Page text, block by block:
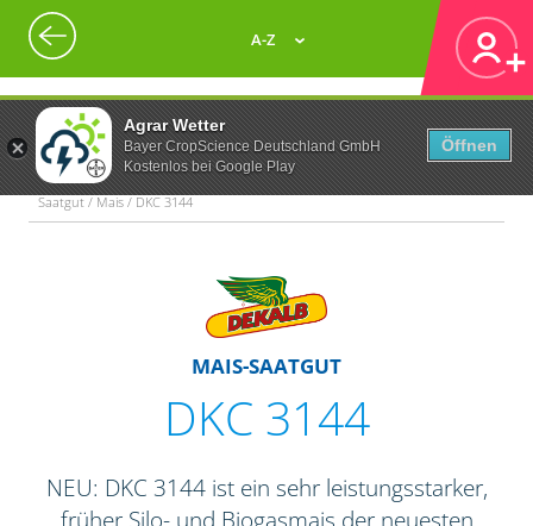
Agrar Wetter
Bayer CropScience Deutschland GmbH
Kostenlos bei Google Play
Öffnen
A-Z
Saatgut / Mais / DKC 3144
MAIS-SAATGUT
DKC 3144
NEU: DKC 3144 ist ein sehr leistungsstarker,
früher Silo- und Biogasmais der neuesten